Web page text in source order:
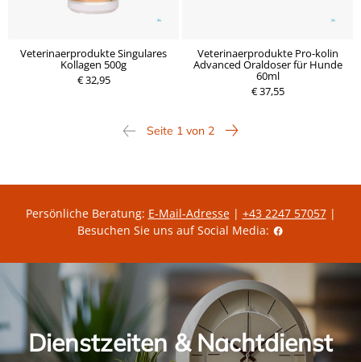
Veterinaerprodukte Singulares
Kollagen 500g
€ 32,95
Veterinaerprodukte Pro-kolin
Advanced Oraldoser für Hunde
60ml
€ 37,55
Seite 1 von 2
Persönliche Beratung: E-Mail-Adresse| +43 2247 57057|
Besuchen Sie uns auf Social Media:
Dienstzeiten & Nachtdienst